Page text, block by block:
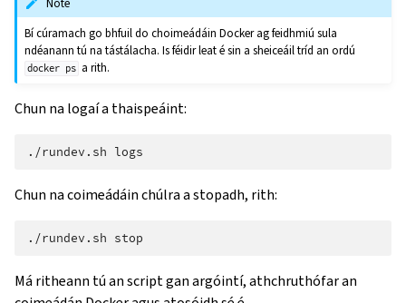
Note
Bí cúramach go bhfuil do choimeádáin Docker ag feidhmiú sula
ndéanann tú na tástálacha. Is féidir leat é sin a sheiceáil tríd an ordú
docker ps a rith.
Chun na logaí a thaispeáint:
./rundev.sh
Chun na coimeádáin chúlra a stopadh, rith:
./rundev.sh
Má ritheann tú an script gan argóintí, athchruthófar an